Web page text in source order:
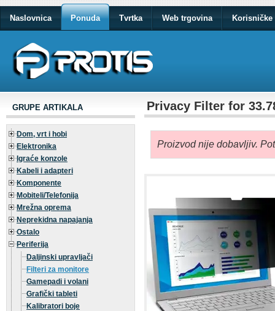
Naslovnica Ponuda Tvrtka Web trgovina Korisničke
GRUPE ARTIKALA
Dom, vrt i hobi
Elektronika
Igraće konzole
Kabeli i adapteri
Komponente
Mobiteli/Telefonija
Mrežna oprema
Neprekidna napajanja
Ostalo
Periferija
Daljinski upravljači
Filteri za monitore
Gamepadi i volani
Grafički tableti
Kalibratori boje
Privacy Filter for
Proizvod nije dobavljiv.